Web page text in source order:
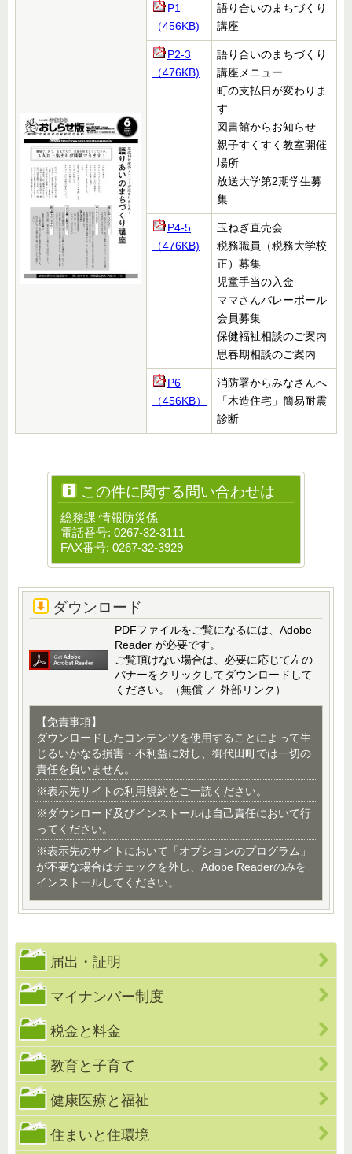
P1
（456KB)
語り合いのまちづくり
講座
P2-3
（476KB)
語り合いのまちづくり
講座メニュー
町の支払日が変わりま
す
図書館からお知らせ
親子すくすく教室開催
場所
放送大学第2期学生募
集
P4-5
（476KB)
玉ねぎ直売会
税務職員（税務大学校
正）募集
児童手当の入金
ママさんバレーボール
会員募集
保健福祉相談のご案内
思春期相談のご案内
P6
（456KB）
消防署からみなさんへ
「木造住宅」簡易耐震
診断
この件に関する問い合わせは
総務課 情報防災係
電話番号: 0267-32-3111
FAX番号: 0267-32-3929
ダウンロード
PDFファイルをご覧になるには、Adobe
Reader が必要です。
ご覧頂けない場合は、必要に応じて左の
バナーをクリックしてダウンロードして
ください。（無償 ／ 外部リンク）
【免責事項】
ダウンロードしたコンテンツを使用することによって生
じるいかなる損害・不利益に対し、御代田町では一切の
責任を負いません。
※表示先サイトの利用規約をご一読ください。
※ダウンロード及びインストールは自己責任において行
ってください。
※表示先のサイトにおいて「オプションのプログラム」
が不要な場合はチェックを外し、Adobe Readerのみを
インストールしてください。
届出・証明
マイナンバー制度
税金と料金
教育と子育て
健康医療と福祉
住まいと住環境